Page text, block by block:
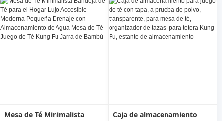
Centro Almacenamiento de
Tazas de Té Estante de
Almacenamiento para Tetera
Kung Fu
Mesa de Té Minimalista
Caja de almacenamiento